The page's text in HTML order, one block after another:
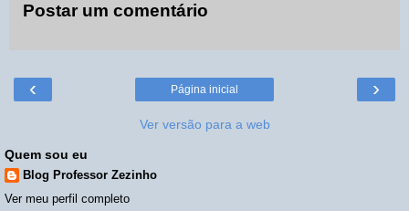
Postar um comentário
‹ ›
Página inicial
Ver versão para a web
Quem sou eu
Blog Professor Zezinho
Ver meu perfil completo